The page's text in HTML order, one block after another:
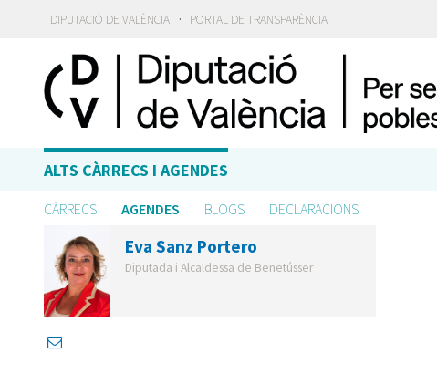
DIPUTACIÓ DE VALÈNCIA · PORTAL DE TRANSPARÈNCIA
ALTS CÀRRECS I AGENDES
CÀRRECS AGENDES BLOGS DECLARACIONS
Eva Sanz Portero
Diputada i Alcaldessa de Benetússer